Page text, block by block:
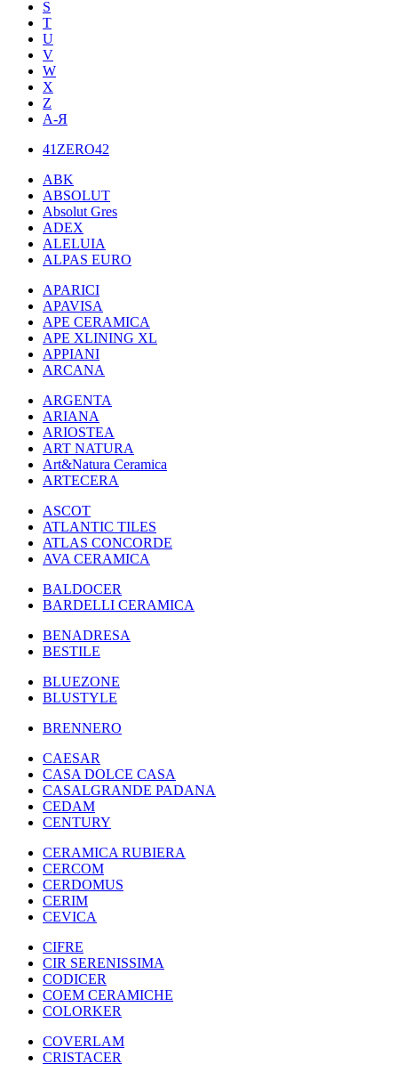
S
T
U
V
W
X
Z
А-Я
41ZERO42
ABK
ABSOLUT
Absolut Gres
ADEX
ALELUIA
ALPAS EURO
APARICI
APAVISA
APE CERAMICA
APE XLINING XL
APPIANI
ARCANA
ARGENTA
ARIANA
ARIOSTEA
ART NATURA
Art&Natura Ceramica
ARTECERA
ASCOT
ATLANTIC TILES
ATLAS CONCORDE
AVA CERAMICA
BALDOCER
BARDELLI CERAMICA
BENADRESA
BESTILE
BLUEZONE
BLUSTYLE
BRENNERO
CAESAR
CASA DOLCE CASA
CASALGRANDE PADANA
CEDAM
CENTURY
CERAMICA RUBIERA
CERCOM
CERDOMUS
CERIM
CEVICA
CIFRE
CIR SERENISSIMA
CODICER
COEM CERAMICHE
COLORKER
COVERLAM
CRISTACER